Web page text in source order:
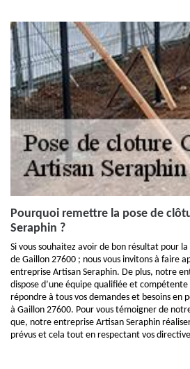
Pourquoi remettre la pose de
Seraphin ?
Si vous souhaitez avoir de bon résultat pour
de Gaillon 27600 ; nous vous invitons à faire
entreprise Artisan Seraphin. De plus, notre
dispose d’une équipe qualifiée et
répondre à tous vos demandes et besoins en
à Gaillon 27600. Pour vous témoigner de
que, notre entreprise Artisan Seraphin
prévus et cela tout en respectant vos